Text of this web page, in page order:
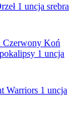
1 uncja srebra
Czerwony Koń
1 uncja
Warriors 1 uncja